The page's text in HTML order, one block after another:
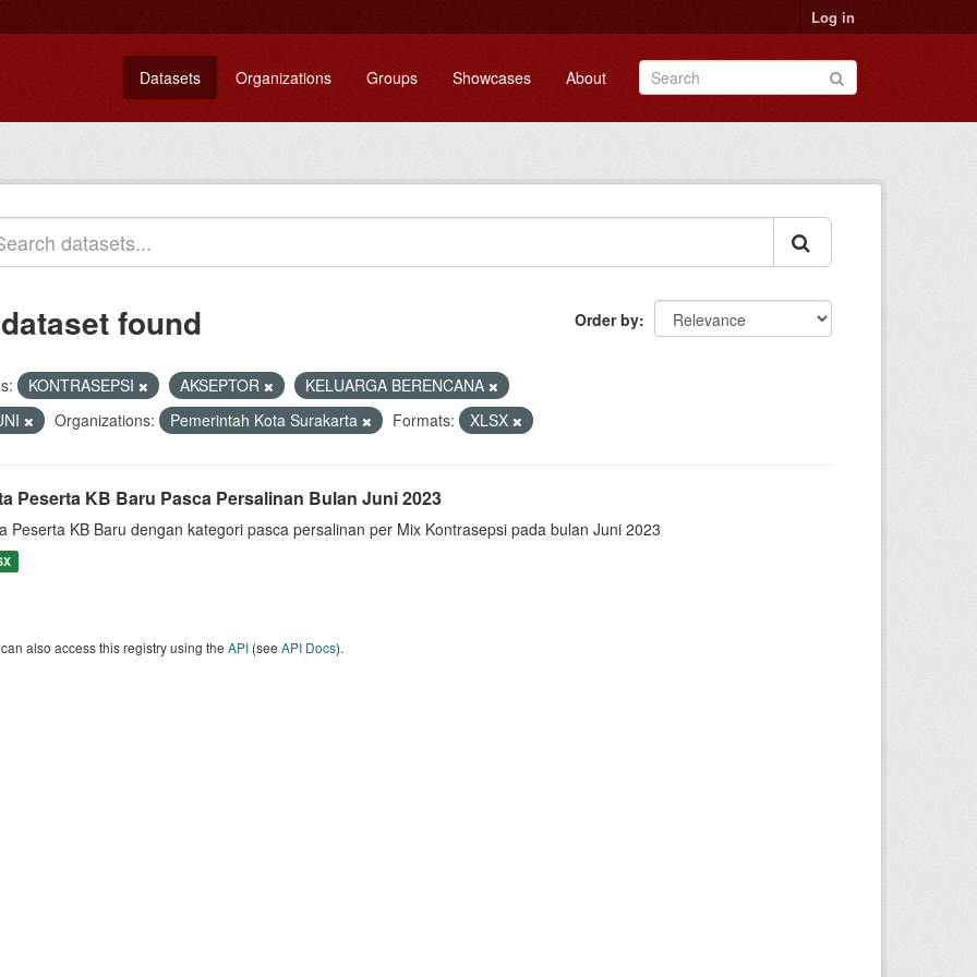
Log in
Datasets Organizations Groups Showcases About
Order by
found
KONTRASEPSI AKSEPTOR
KELUARGA BERENCANA
Organizations: Pemerintah Kota Surakarta Formats: XLSX
Peserta KB Baru Pasca Persalinan Bulan Juni 2023
Peserta KB Baru dengan kategori pasca persalinan per Mix Kontrasepsi pada bulan Juni 2023
also access this registry using the API (see API Docs).